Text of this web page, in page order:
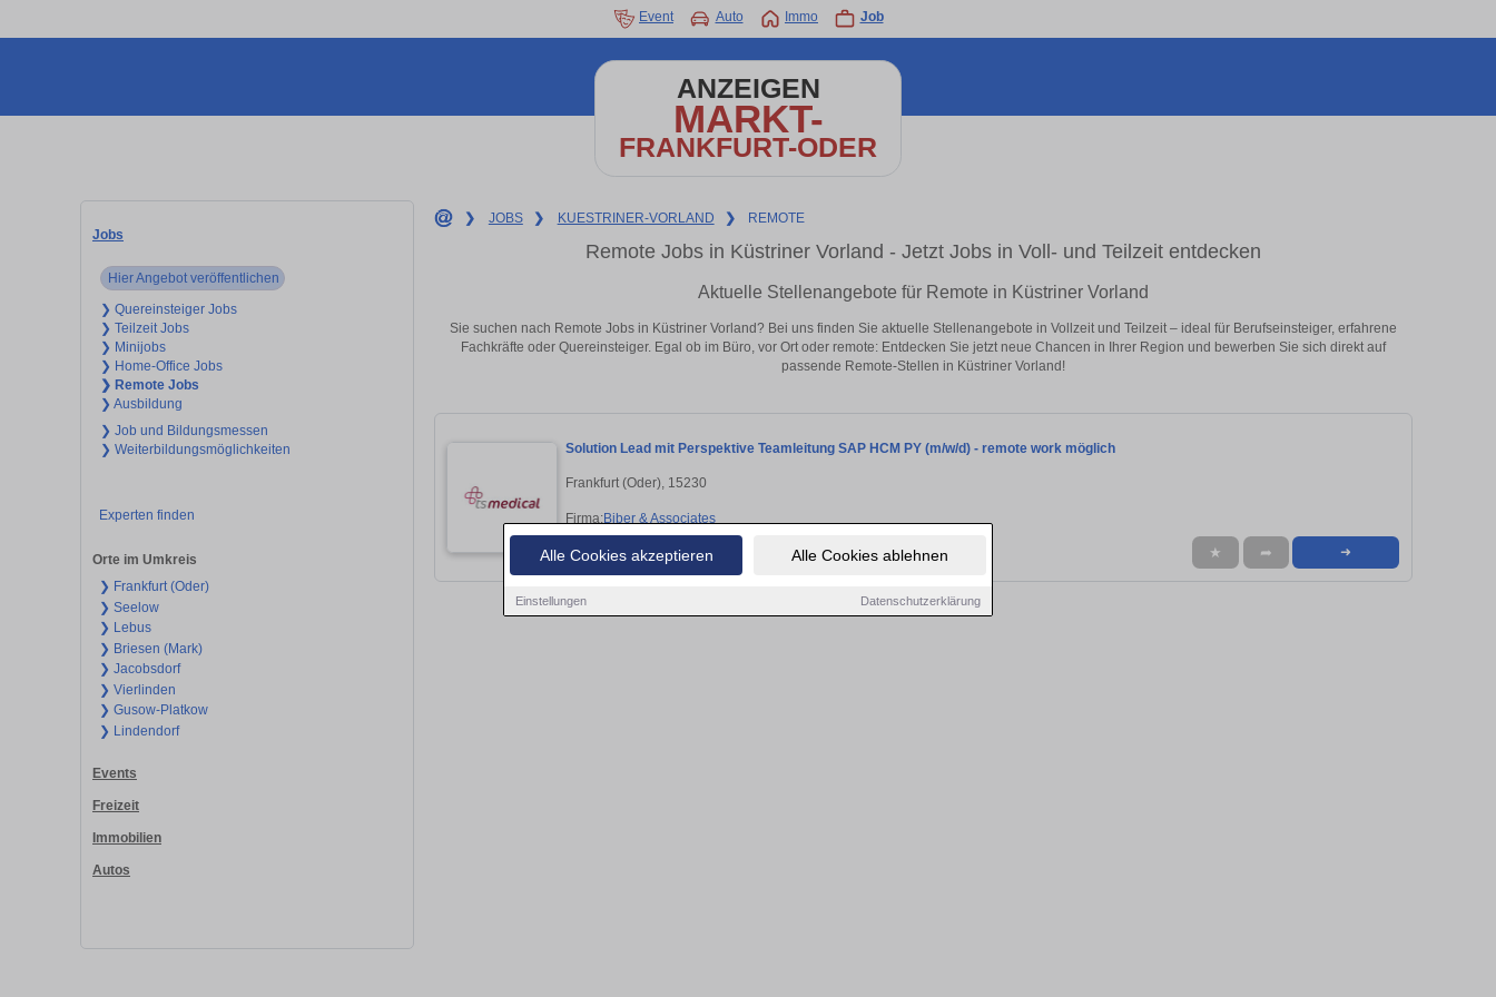
Alle Cookies akzeptieren Alle Cookies ablehnen
Einstellungen Datenschutzerklärung
Event Auto Immo Job
ANZEIGEN
MARKT-
FRANKFURT-ODER
Jobs
Hier Angebot veröffentlichen
❯ Quereinsteiger Jobs
❯ Teilzeit Jobs
❯ Minijobs
❯ Home-Office Jobs
❯ Remote Jobs
❯ Ausbildung
❯ Job und Bildungsmessen
❯ Weiterbildungsmöglichkeiten
Experten finden
Orte im Umkreis
❯ Frankfurt (Oder)
❯ Seelow
❯ Lebus
❯ Briesen (Mark)
❯ Jacobsdorf
❯ Vierlinden
❯ Gusow-Platkow
❯ Lindendorf
Events
Freizeit
Immobilien
Autos
❯ JOBS ❯ KUESTRINER-VORLAND ❯ REMOTE
Remote Jobs in Küstriner Vorland - Jetzt Jobs in Voll- und Teilzeit entdecken
Aktuelle Stellenangebote für Remote in Küstriner Vorland
Sie suchen nach Remote Jobs in Küstriner Vorland? Bei uns finden Sie aktuelle Stellenangebote in Vollzeit und Teilzeit – ideal für Berufseinsteiger, erfahrene
Fachkräfte oder Quereinsteiger. Egal ob im Büro, vor Ort oder remote: Entdecken Sie jetzt neue Chancen in Ihrer Region und bewerben Sie sich direkt auf
passende Remote-Stellen in Küstriner Vorland!
Solution Lead mit Perspektive Teamleitung SAP HCM PY (m/w/d) - remote work möglich
Frankfurt (Oder), 15230
Firma:Biber & Associates
★ ➦ ➜